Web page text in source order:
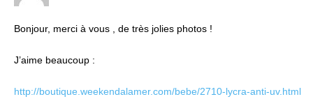
Bonjour, merci à vous , de très jolies photos !
J’aime beaucoup :
http://boutique.weekendalamer.com/bebe/2710-lycra-anti-uv.html